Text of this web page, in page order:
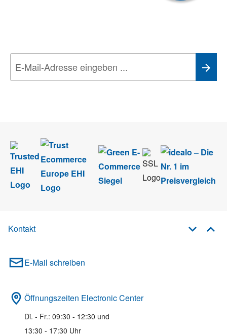
Kontakt
E-Mail schreiben
Öffnungszeiten Electronic Center
Di. - Fr.: 09:30 - 12:30 und
13:30 - 17:30 Uhr